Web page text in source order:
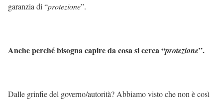
garanzia di “protezione”.
Anche perché bisogna capire da cosa si cerca “protezione”.
Dalle grinfie del governo/autorità? Abbiamo visto che non è così